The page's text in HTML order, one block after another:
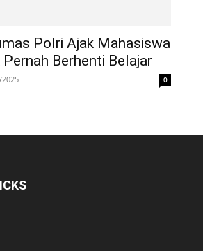
Polri Ajak Mahasiswa
Pernah Berhenti Belajar
0